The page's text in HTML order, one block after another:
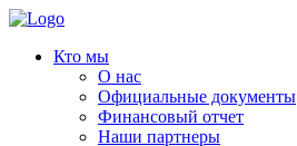
Кто мы
О нас
Официальные документы
Финансовый отчет
Наши партнеры